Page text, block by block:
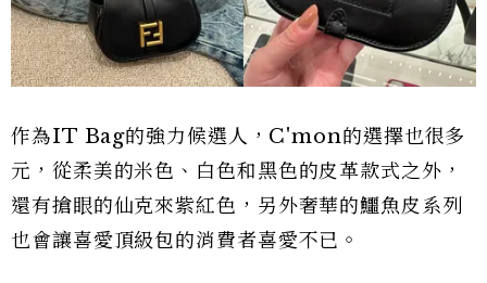
作為IT Bag的強力候選人，C'mon的選擇也很多
元，從柔美的米色、白色和黑色的皮革款式之外，
還有搶眼的仙克來紫紅色，另外奢華的鱷魚皮系列
也會讓喜愛頂級包的消費者喜愛不已。